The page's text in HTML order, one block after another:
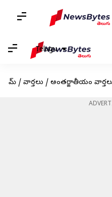
Telugu
హోమ్ / వార్తలు / అంతర్జాతీయం